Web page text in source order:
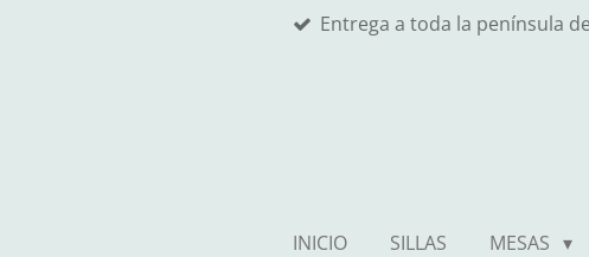
Entrega a toda la península
INICIO SILLAS MESAS